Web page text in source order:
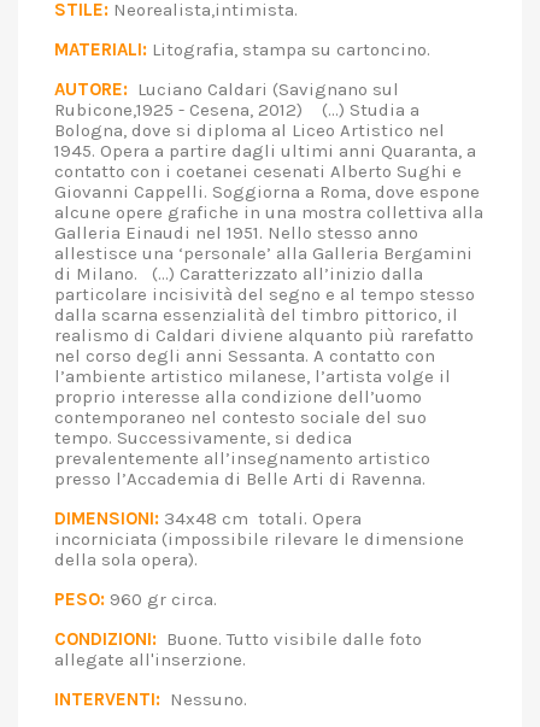
STILE: Neorealista,intimista.
MATERIALI: Litografia, stampa su cartoncino.
AUTORE: Luciano Caldari (Savignano sul
Rubicone,1925 - Cesena, 2012) (...) Studia a
Bologna, dove si diploma al Liceo Artistico nel
1945. Opera a partire dagli ultimi anni Quaranta, a
contatto con i coetanei cesenati Alberto Sughi e
Giovanni Cappelli. Soggiorna a Roma, dove espone
alcune opere grafiche in una mostra collettiva alla
Galleria Einaudi nel 1951. Nello stesso anno
allestisce una ‘personale’ alla Galleria Bergamini
di Milano. (...) Caratterizzato all’inizio dalla
particolare incisività del segno e al tempo stesso
dalla scarna essenzialità del timbro pittorico, il
realismo di Caldari diviene alquanto più rarefatto
nel corso degli anni Sessanta. A contatto con
l’ambiente artistico milanese, l’artista volge il
proprio interesse alla condizione dell’uomo
contemporaneo nel contesto sociale del suo
tempo. Successivamente, si dedica
prevalentemente all’insegnamento artistico
presso l’Accademia di Belle Arti di Ravenna.
DIMENSIONI: 34x48 cm totali. Opera
incorniciata (impossibile rilevare le dimensione
della sola opera).
PESO: 960 gr circa.
CONDIZIONI: Buone. Tutto visibile dalle foto
allegate all'inserzione.
INTERVENTI: Nessuno.